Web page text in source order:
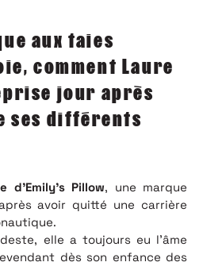
aux taies
comment Laure
jour après
ses différents
Pillow, une marque
avoir quitté une carrière
elle a toujours eu l’âme
dès son enfance des